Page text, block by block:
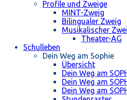
Profile und Zweige
MINT-Zweig
Bilingualer Zweig
Musikalischer
Theater-AG
Schulleben
Dein Weg am Sophie
Übersicht
Dein Weg am
Dein Weg am
Dein Weg am